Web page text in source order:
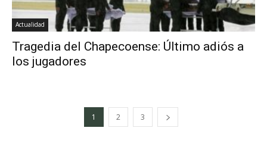
Actualidad
Tragedia del Chapecoense: Último adiós a
los jugadores
1 2 3